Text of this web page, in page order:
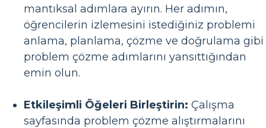
mantıksal adımlara ayırın. Her adımın,
öğrencilerin izlemesini istediğiniz problemi
anlama, planlama, çözme ve doğrulama gibi
problem çözme adımlarını yansıttığından
emin olun.
Etkileşimli Öğeleri Birleştirin: Çalışma
sayfasında problem çözme alıştırmalarını